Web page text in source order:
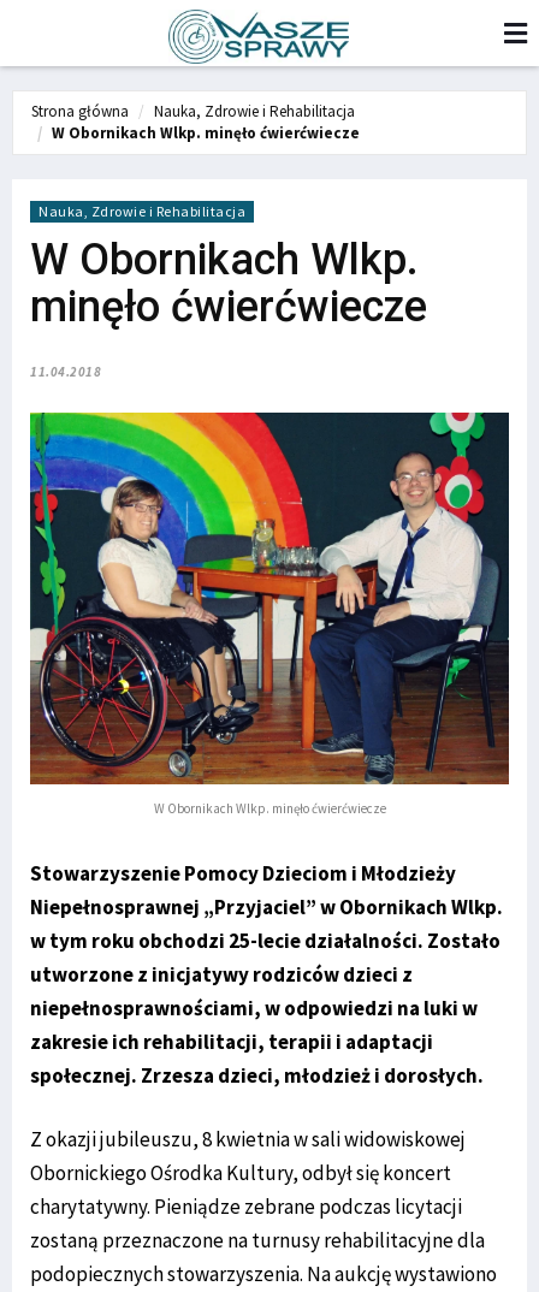
Strona główna
Nauka, Zdrowie i Rehabilitacja
W Obornikach Wlkp. minęło ćwierćwiecze
Nauka, Zdrowie i Rehabilitacja
W Obornikach Wlkp.
minęło ćwierćwiecze
11.04.2018
W Obornikach Wlkp. minęło ćwierćwiecze
Stowarzyszenie Pomocy Dzieciom i Młodzieży
Niepełnosprawnej „Przyjaciel” w Obornikach Wlkp.
w tym roku obchodzi 25-lecie działalności. Zostało
utworzone z inicjatywy rodziców dzieci z
niepełnosprawnościami, w odpowiedzi na luki w
zakresie ich rehabilitacji, terapii i adaptacji
społecznej. Zrzesza dzieci, młodzież i dorosłych.
Z okazji jubileuszu, 8 kwietnia w sali widowiskowej
Obornickiego Ośrodka Kultury, odbył się koncert
charytatywny. Pieniądze zebrane podczas licytacji
zostaną przeznaczone na turnusy rehabilitacyjne dla
podopiecznych stowarzyszenia. Na aukcję wystawiono